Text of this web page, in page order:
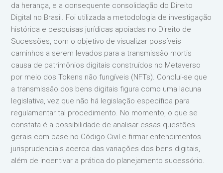
da herança, e a consequente consolidação do Direito
Digital no Brasil. Foi utilizada a metodologia de investigação
histórica e pesquisas jurídicas apoiadas no Direito de
Sucessões, com o objetivo de visualizar possíveis
caminhos a serem levados para a transmissão mortis
causa de patrimônios digitais construídos no Metaverso
por meio dos Tokens não fungíveis (NFTs). Conclui-se que
a transmissão dos bens digitais figura como uma lacuna
legislativa, vez que não há legislação específica para
regulamentar tal procedimento. No momento, o que se
constata é a possibilidade de analisar essas questões
gerais com base no Código Civil e firmar entendimentos
jurisprudenciais acerca das variações dos bens digitais,
além de incentivar a prática do planejamento sucessório.